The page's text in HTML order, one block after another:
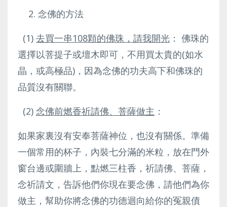
念佛的方法
(1) 去買一串108顆的佛珠，請我開光 ： 佛珠的
選擇以菩提子或壇木即可，不用買太貴的(如水
晶，或高極品)，因為念佛的功夫高下和佛珠的
品質沒有關聯。
(2) 念佛前燃香祈請佛、菩薩做主 ：
如果家裏沒有安奉菩薩神位，也沒有關係。準備
一個常用的杯子，內裝七分滿的米粒，放在門外
窗台邊或圍牆上，點燃三柱香，祈請佛、菩薩，
念祈請文，告訴他們你現在要念佛，請他們為你
做主，幫助你將念佛的功德迴向給你的冤親債